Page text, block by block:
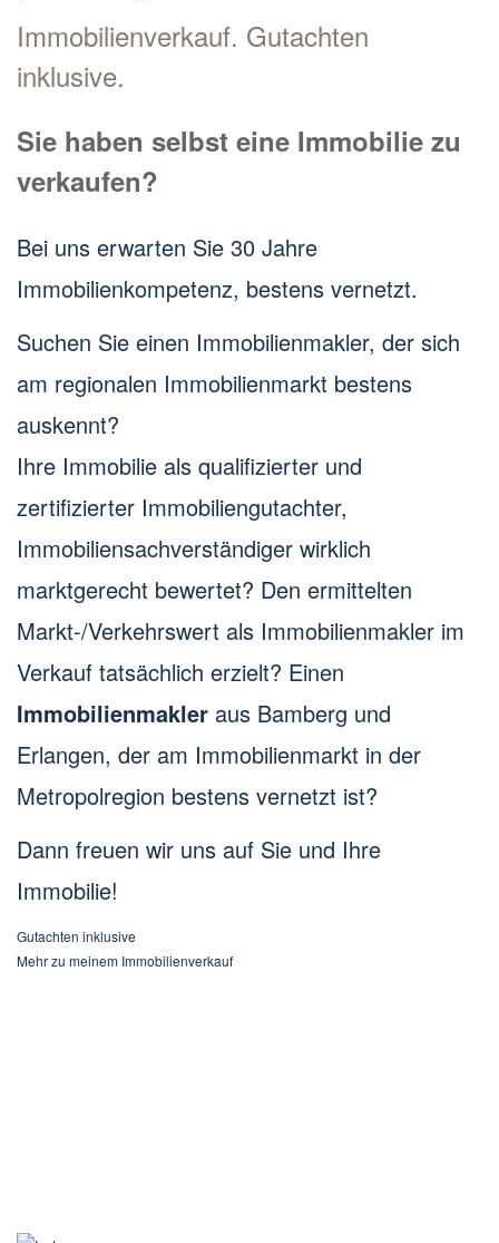
Immobilienverkauf. Gutachten
inklusive.
Sie haben selbst eine Immobilie zu
verkaufen?
Bei uns erwarten Sie 30 Jahre
Immobilienkompetenz, bestens vernetzt.
Suchen Sie einen Immobilienmakler, der sich
am regionalen Immobilienmarkt bestens
auskennt?
Ihre Immobilie als qualifizierter und
zertifizierter Immobiliengutachter,
Immobiliensachverständiger wirklich
marktgerecht bewertet? Den ermittelten
Markt-/Verkehrswert als Immobilienmakler im
Verkauf tatsächlich erzielt? Einen
Immobilienmakler aus Bamberg und
Erlangen, der am Immobilienmarkt in der
Metropolregion bestens vernetzt ist?
Dann freuen wir uns auf Sie und Ihre
Immobilie!
Gutachten inklusive
Mehr zu meinem Immobilienverkauf